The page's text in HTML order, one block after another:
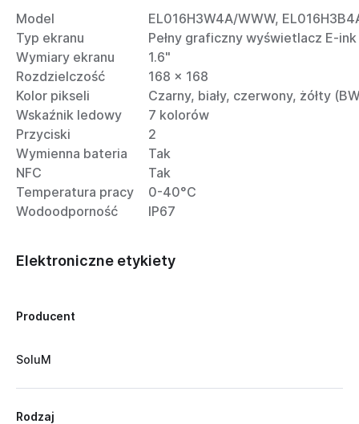
Model
EL016H3W4A/WWW,
Typ ekranu
Pełny graficzny wyświetlacz E-ink
Wymiary ekranu
1.6"
Rozdzielczość
168 x 168
Kolor pikseli
Czarny, biały, czerwony, żółty
Wskaźnik ledowy
7 kolorów
Przyciski
2
Wymienna bateria
Tak
NFC
Tak
Temperatura pracy
0-40°C
Wodoodporność
IP67
Elektroniczne etykiety
Producent
SoluM
Rodzaj